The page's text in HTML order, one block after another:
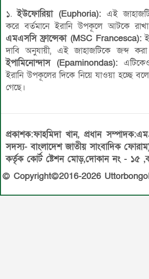
১.ইউফোরিয়া (Euphoria): এই
করে বর্তমানে ইরানি উপকূলে আটকে
এমএসসি ফ্রান্সেকা (MSC Francesca):
দাবি অনুযায়ী, এই জাহাজটিকে জব্দ
ইপামিনোন্দাস (Epaminondas):
ইরানি উপকূলের দিকে নিয়ে যাওয়া হচ্ছে
গেছে।
প্রকাশক:ফাহমিদা খান, প্রধান
সদস্য- বাংলাদেশ জাতীয় সাংবাদিক
কর্তৃক কোর্ট ষ্টেশন মোড়,দোকান নং - ১৫
© Copyright©2016-2026